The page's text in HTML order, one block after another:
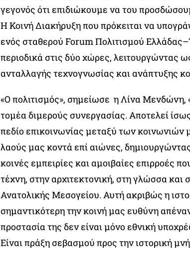
γεγονός ότι επιδιώκουμε να του
Η Κοινή Διακήρυξη που πρόκειται να
ενός σταθερού Forum Πολιτισμού
περιοδικά στις δύο χώρες, λειτουργώντας
ανταλλαγής τεχνογνωσίας και ανάπτυξης
«Ο πολιτισμός», σημείωσε η Λίνα
τομέα διμερούς συνεργασίας. Αποτελεί
πεδίο επικοινωνίας μεταξύ των κοινωνιών
λαούς μας κοντά επί αιώνες,
κοινές εμπειρίες και αμοιβαίες επιρροές
τέχνη, στην αρχιτεκτονική, στη γλώσσα και
Ανατολικής Μεσογείου. Αυτή ακριβώς η
σημαντικότερη την κοινή μας ευθύνη
προστασία της δεν είναι μόνο εθνική
Είναι πράξη σεβασμού προς την ιστορική